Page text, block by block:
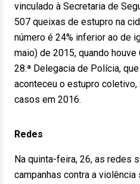
vinculado à Secretaria de
507 queixas de estupro na
número é 24% inferior ao de
maio) de 2015, quando
28.ª Delegacia de Polícia,
aconteceu o estupro
casos em 2016.
Redes
Na quinta-feira, 26, as redes
campanhas contra a